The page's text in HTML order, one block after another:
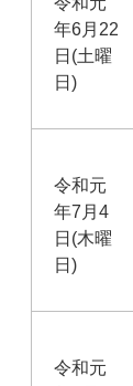
年6月22
日(土曜
日)
令和元
年7月4
日(木曜
日)
令和元